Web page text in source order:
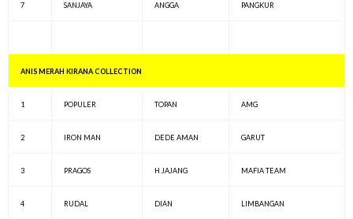
7 SANJAYA ANGGA PANGKUR
ANIS MERAH KIRANA COLLECTION
1 POPULER TOPAN AMG
2 IRON MAN DEDE AMAN GARUT
3 PRAGOS H JAJANG MAFIA TEAM
4 RUDAL DIAN LIMBANGAN